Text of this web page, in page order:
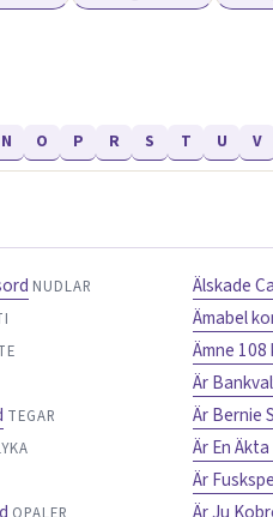
N O P R S T U V
NUDLAR
TEGAR
Älskade
Ämabel
Ämne
Är
Är Bernie
Är En
Är
Är Ju